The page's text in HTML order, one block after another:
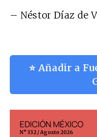
– Néstor Díaz de
⭐ Añadir a
EDICIÓN MÉXICO
N° 332 / Agosto 2026